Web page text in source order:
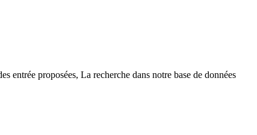
entrée proposées, La recherche dans notre base de données